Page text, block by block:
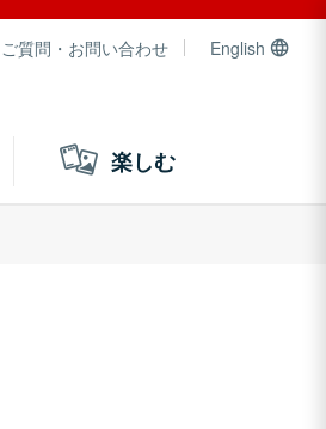
質問・お問い合わせ English
楽しむ